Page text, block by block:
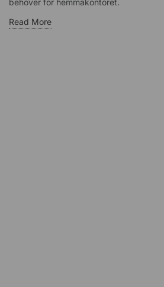
behöver för hemmakontoret.
Read More